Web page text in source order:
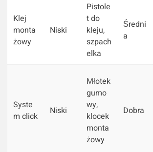
Klej
monta
żowy
Niski
Pistole
t do
kleju,
szpach
elka
Średni
a
Syste
m click
Niski
Młotek
gumo
wy,
klocek
monta
żowy
Dobra